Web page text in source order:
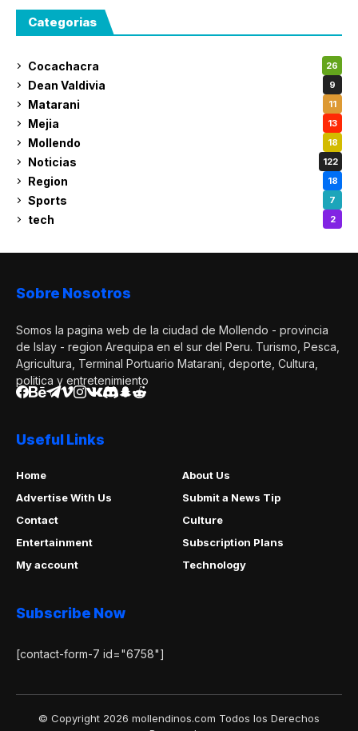
Categorias
Cocachacra 26
Dean Valdivia 9
Matarani 11
Mejia 13
Mollendo 18
Noticias 122
Region 18
Sports 7
tech 2
Sobre Nosotros
Somos la pagina web de la ciudad de Mollendo - provincia
de Islay - region Arequipa en el sur del Peru. Turismo, Pesca,
Agricultura, Terminal Portuario Matarani, deporte, Cultura,
politica y entretenimiento
Useful Links
Home
About Us
Advertise With Us
Submit a News Tip
Contact
Culture
Entertainment
Subscription Plans
My account
Technology
Subscribe Now
[contact-form-7 id="6758"]
© Copyright 2026 mollendinos.com Todos los Derechos